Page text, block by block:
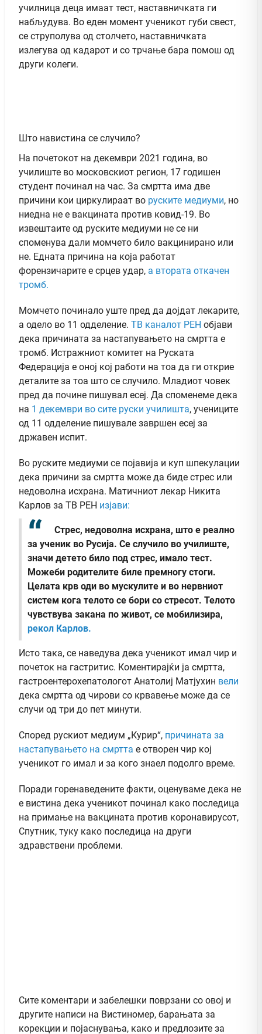
училница деца имаат тест, наставничката ги
набљудува. Во еден момент ученикот губи свест,
се струполува од столчето, наставничката
излегува од кадарот и со трчање бара помош од
други колеги.
Што навистина се случило?
На почетокот на декември 2021 година, во
училиште во московскиот регион, 17 годишен
студент починал на час. За смртта има две
причини кои циркулираат во руските медиуми, но
ниедна не е вакцината против ковид-19. Во
извештаите од руските медиуми не се ни
споменува дали момчето било вакцинирано или
не. Едната причина на која работат
форензичарите е срцев удар, а втората откачен
тромб.
Момчето починало уште пред да дојдат лекарите,
a одело во 11 одделение. ТВ каналот РЕН објави
дека причината за настапувањето на смртта е
тромб. Истражниот комитет на Руската
Федерација е оној кој работи на тоа да ги открие
деталите за тоа што се случило. Младиот човек
пред да почине пишувал есеј. Да споменеме дека
на 1 декември во сите руски училишта, учениците
од 11 одделение пишувале завршен есеј за
државен испит.
Во руските медиуми се појавија и куп шпекулации
дека причини за смртта може да биде стрес или
недоволна исхрана. Матичниот лекар Никита
Карлов за ТВ РЕН изјави:
Стрес, недоволна исхрана, што е реално
за ученик во Русија. Се случило во училиште,
значи детето било под стрес, имало тест.
Можеби родителите биле премногу стоги.
Целата крв оди во мускулите и во нервниот
систем кога телото се бори со стресот. Телото
чувствува закана по живот, се мобилизира,
рекол Карлов.
Исто така, се наведува дека ученикот имал чир и
почеток на гастритис. Коментирајќи ја смртта,
гастроентерохепатологот Анатолиј Матјухин вели
дека смртта од чирови со крвавење може да се
случи од три до пет минути.
Според рускиот медиум „Курир“, причината за
настапувањето на смртта е отворен чир кој
ученикот го имал и за кого знаел подолго време.
Поради горенаведените факти, оценуваме дека не
е вистина дека ученикот починал како последица
на примање на вакцината против коронавирусот,
Спутник, туку како последица на други
здравствени проблеми.
Сите коментари и забелешки поврзани со овој и
другите написи на Вистиномер, барањата за
корекции и појаснувања, како и предлозите за